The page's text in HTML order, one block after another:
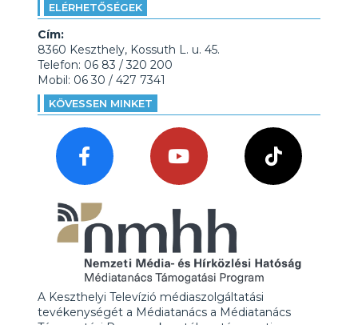
ELÉRHETŐSÉGEK
Cím:
8360 Keszthely, Kossuth L. u. 45.
Telefon: 06 83 / 320 200
Mobil: 06 30 / 427 7341
KÖVESSEN MINKET
A Keszthelyi Televízió médiaszolgáltatási
tevékenységét a Médiatanács a Médiatanács